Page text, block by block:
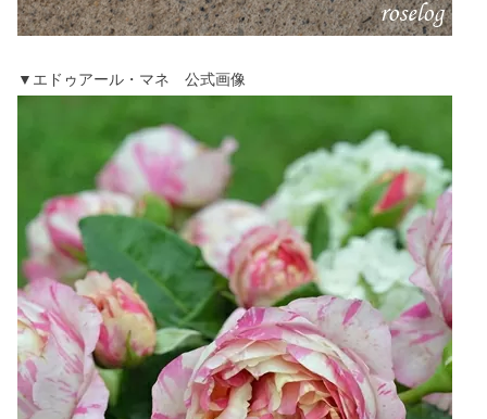
▼エドゥアール・マネ 公式画像